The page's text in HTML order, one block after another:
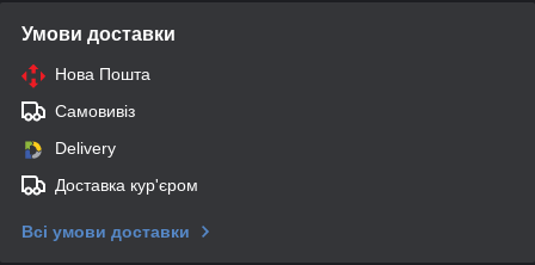
Умови доставки
Нова Пошта
Самовивіз
Delivery
Доставка кур'єром
Всі умови доставки